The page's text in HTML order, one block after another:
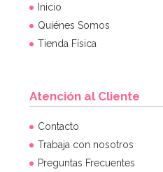
Inicio
Quiénes Somos
Tienda Física
Atención al Cliente
Contacto
Trabaja con nosotros
Preguntas Frecuentes